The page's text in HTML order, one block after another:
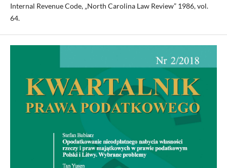
Internal Revenue Code, „North Carolina Law Review” 1986, vol.
64.